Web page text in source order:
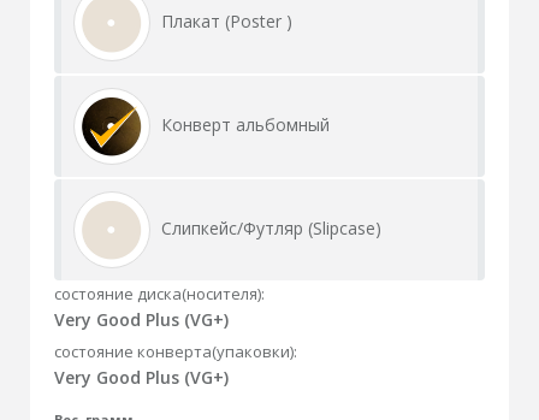
Плакат (Poster )
Конверт альбомный
Слипкейс/Футляр (Slipcase)
состояние диска(носителя):
Very Good Plus (VG+)
состояние конверта(упаковки):
Very Good Plus (VG+)